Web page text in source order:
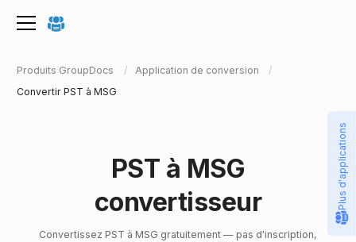
Produits GroupDocs
Application de conversion
Convertir PST à MSG
PST à MSG
convertisseur
Convertissez PST à MSG gratuitement — pas d'inscription,
Plus d'applications